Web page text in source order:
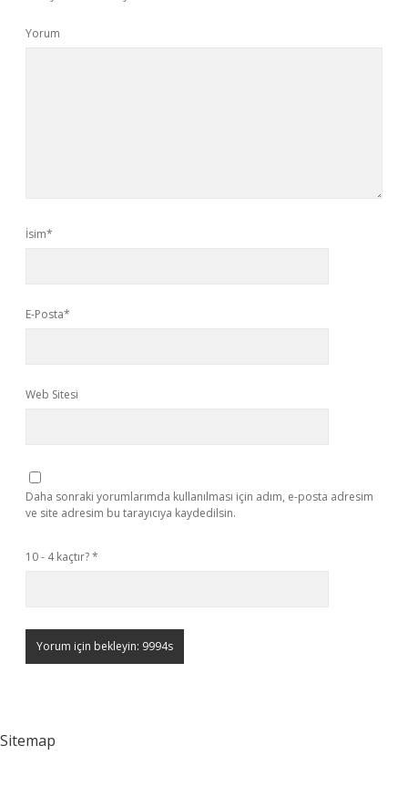
Yorum
İsim*
E-Posta*
Web Sitesi
Daha sonraki yorumlarımda kullanılması için adım, e-posta adresim
ve site adresim bu tarayıcıya kaydedilsin.
10 - 4 kaçtır?*
Sitemap